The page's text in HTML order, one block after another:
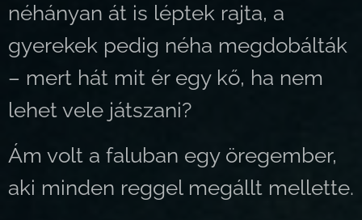
néhányan át is léptek rajta, a
gyerekek pedig néha megdobálták
– mert hát mit ér egy kő, ha nem
lehet vele játszani?
Ám volt a faluban egy öregember,
aki minden reggel megállt mellette.